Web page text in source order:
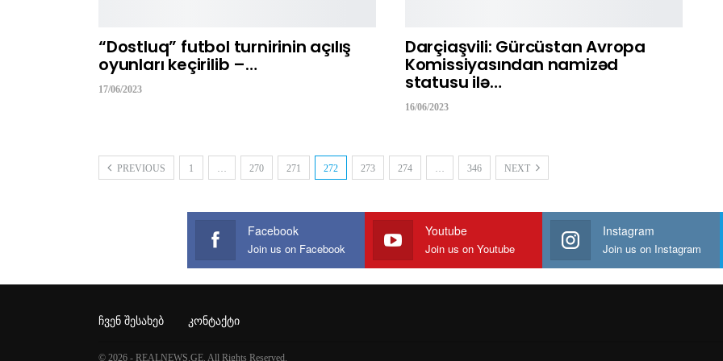
“Dostluq” futbol turnirinin açılış
oyunları keçirilib –…
17/06/2023
Darçiaşvili: Gürcüstan Avropa
Komissiyasından namizəd
statusu ilə…
16/06/2023
PREVIOUS 1 … 270 271 272 273 274 … 346 NEXT
Facebook
Join us on Facebook
Youtube
Join us on Youtube
Instagram
Join us on Instagram
ᲩᲕᲔᲜ ᲨᲔᲡᲐᲮᲔᲑ ᲙᲝᲜᲢᲐᲥᲢᲘ
© 2026 - REALNEWS.GE. All Rights Reserved.